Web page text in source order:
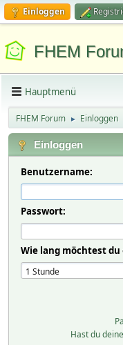
Einloggen
FHEM
Hauptmenü
FHEM Forum ► Einloggen
Einloggen
Benutzername:
Passwort:
Wie lang möchtest
Hast du